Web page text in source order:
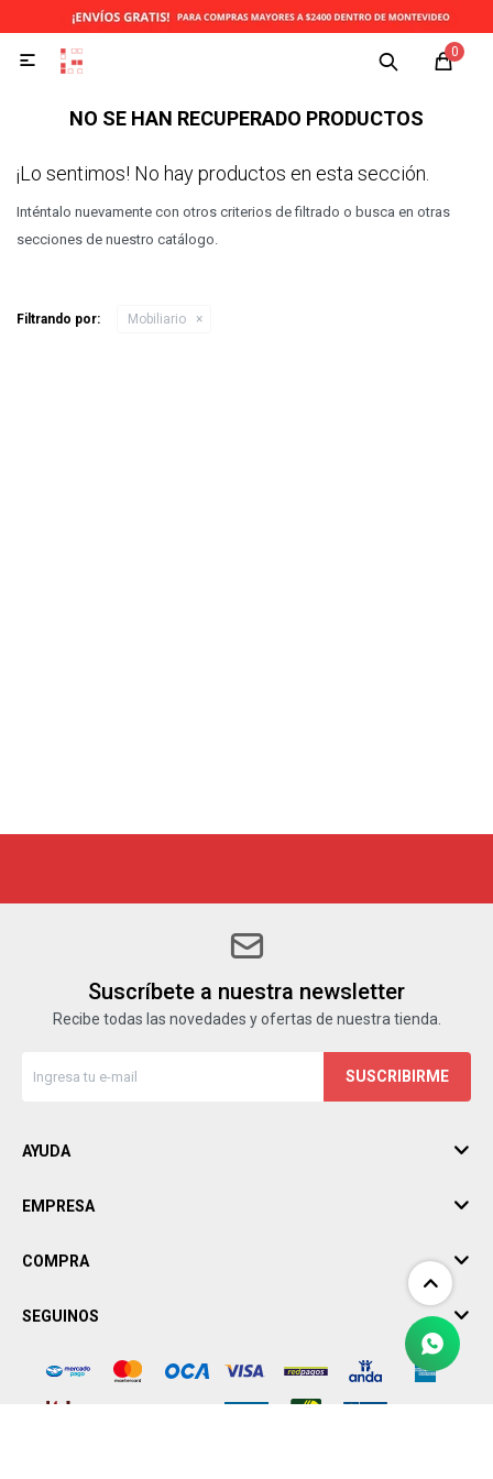
0

NO SE HAN RECUPERADO PRODUCTOS
¡Lo sentimos! No hay productos en esta sección.
Inténtalo nuevamente con otros criterios de filtrado o busca en otras
secciones de nuestro catálogo.
Filtrando por: Mobiliario
Suscríbete a nuestra newsletter
Recibe todas las novedades y ofertas de nuestra tienda.
SUSCRIBIRME
AYUDA
EMPRESA
COMPRA
SEGUINOS